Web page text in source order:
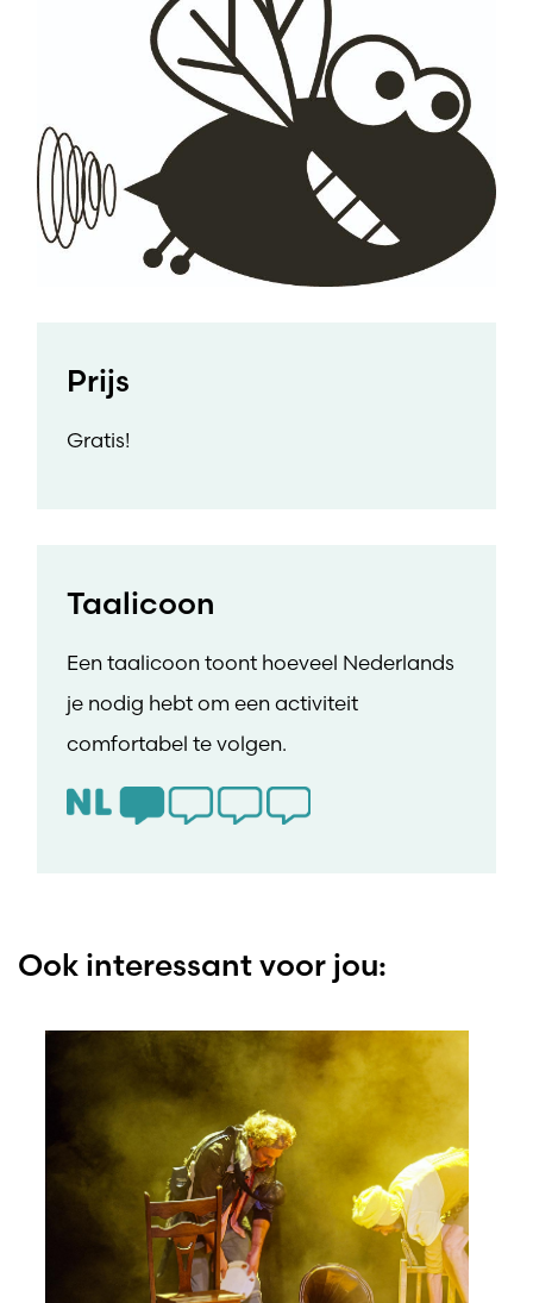
Prijs
Gratis!
Taalicoon
Een taalicoon toont hoeveel Nederlands
je nodig hebt om een activiteit
comfortabel te volgen.
Ook interessant voor jou: